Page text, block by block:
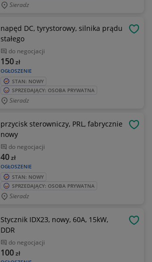
Sieradz
napęd DC, tyrystorowy, silnika prądu
stałego
do negocjacji
OGŁOSZENIE
150zł
STAN: NOWY
SPRZEDAJĄCY: OSOBA PRYWATNA
Sieradz
przycisk sterowniczy, PRL, fabrycznie
nowy
do negocjacji
OGŁOSZENIE
40zł
STAN: NOWY
SPRZEDAJĄCY: OSOBA PRYWATNA
Sieradz
Stycznik IDX23, nowy, 60A, 15kW,
DDR
do negocjacji
100zł